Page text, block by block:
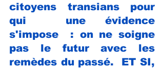
citoyens transians pour
qui  une évidence
s'impose  : on ne soigne
pas le futur avec les
remèdes du passé.  ET SI,